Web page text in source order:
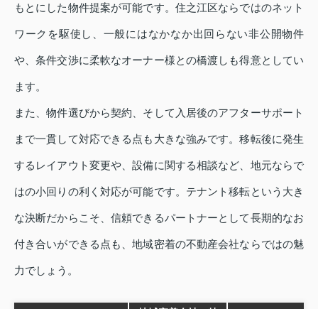
もとにした物件提案が可能です。住之江区ならではのネット
ワークを駆使し、一般にはなかなか出回らない非公開物件
や、条件交渉に柔軟なオーナー様との橋渡しも得意としてい
ます。
また、物件選びから契約、そして入居後のアフターサポート
まで一貫して対応できる点も大きな強みです。移転後に発生
するレイアウト変更や、設備に関する相談など、地元ならで
はの小回りの利く対応が可能です。テナント移転という大き
な決断だからこそ、信頼できるパートナーとして長期的なお
付き合いができる点も、地域密着の不動産会社ならではの魅
力でしょう。